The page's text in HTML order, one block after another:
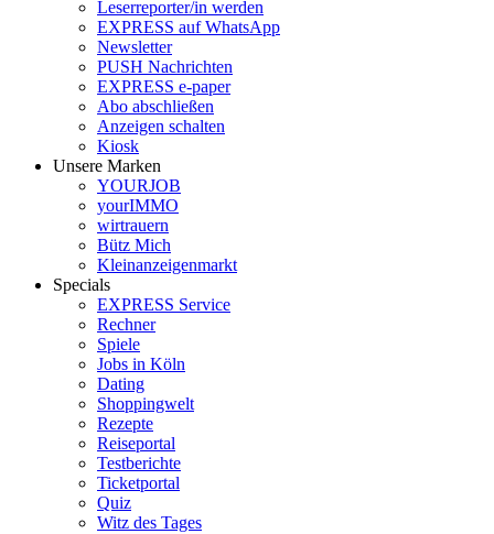
Leserreporter/in werden
EXPRESS auf WhatsApp
Newsletter
PUSH Nachrichten
EXPRESS e-paper
Abo abschließen
Anzeigen schalten
Kiosk
Unsere Marken
YOURJOB
yourIMMO
wirtrauern
Bütz Mich
Kleinanzeigenmarkt
Specials
EXPRESS Service
Rechner
Spiele
Jobs in Köln
Dating
Shoppingwelt
Rezepte
Reiseportal
Testberichte
Ticketportal
Quiz
Witz des Tages